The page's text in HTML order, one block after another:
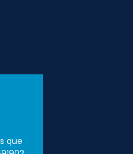
que